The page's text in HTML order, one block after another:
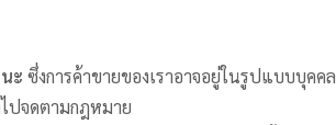
ะ ซึ่งการค้าขายของเราอาจอยู่ในรูปแบบบุคคล
ปจดตามกฎหมาย